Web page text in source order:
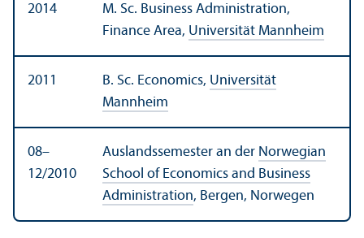
2014
M. Sc. Business Administration,
Finance Area, Universität Mannheim
2011 B. Sc. Economics, Universität
Mannheim
08–
12/2010
Auslands­semester an der Norwegian
School of Economics and Business
Administration, Bergen, Norwegen